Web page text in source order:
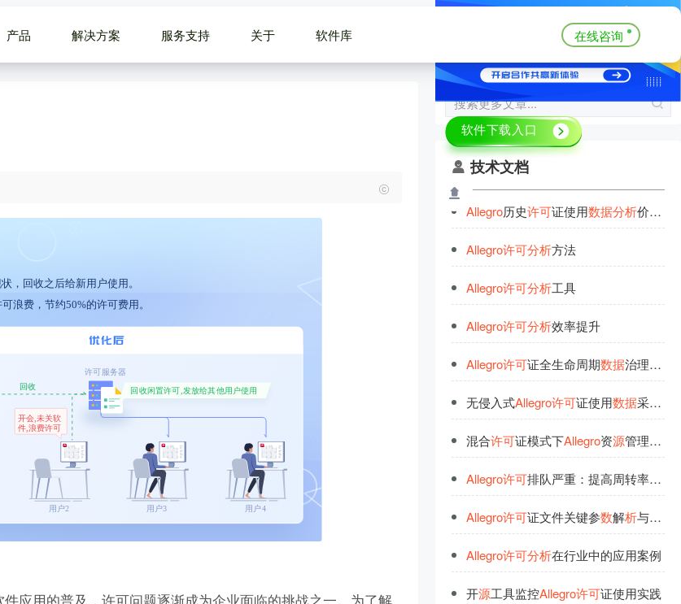
产品 解决方案 服务支持 关于 软件库 在线咨询
应用的普及，许可问题逐渐成为企业面临的挑战之一。为了解
技术文档
Allegro历史许可证使用数据分析价值挖掘
Allegro许可分析方法
Allegro许可分析工具
Allegro许可分析效率提升
Allegro许可证全生命周期数据治理实践
无侵入式Allegro许可证使用数据采集方案
混合许可证模式下Allegro资源管理策略解
Allegro许可排队严重：提高周转率，让EDA
Allegro许可证文件关键参数解析与配置
Allegro许可分析在行业中的应用案例
开源工具监控Allegro许可证使用实践